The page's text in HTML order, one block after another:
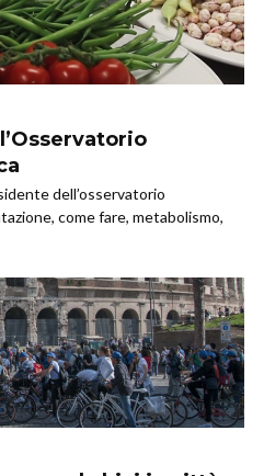
dell’osservatorio
come fare, metabolismo,